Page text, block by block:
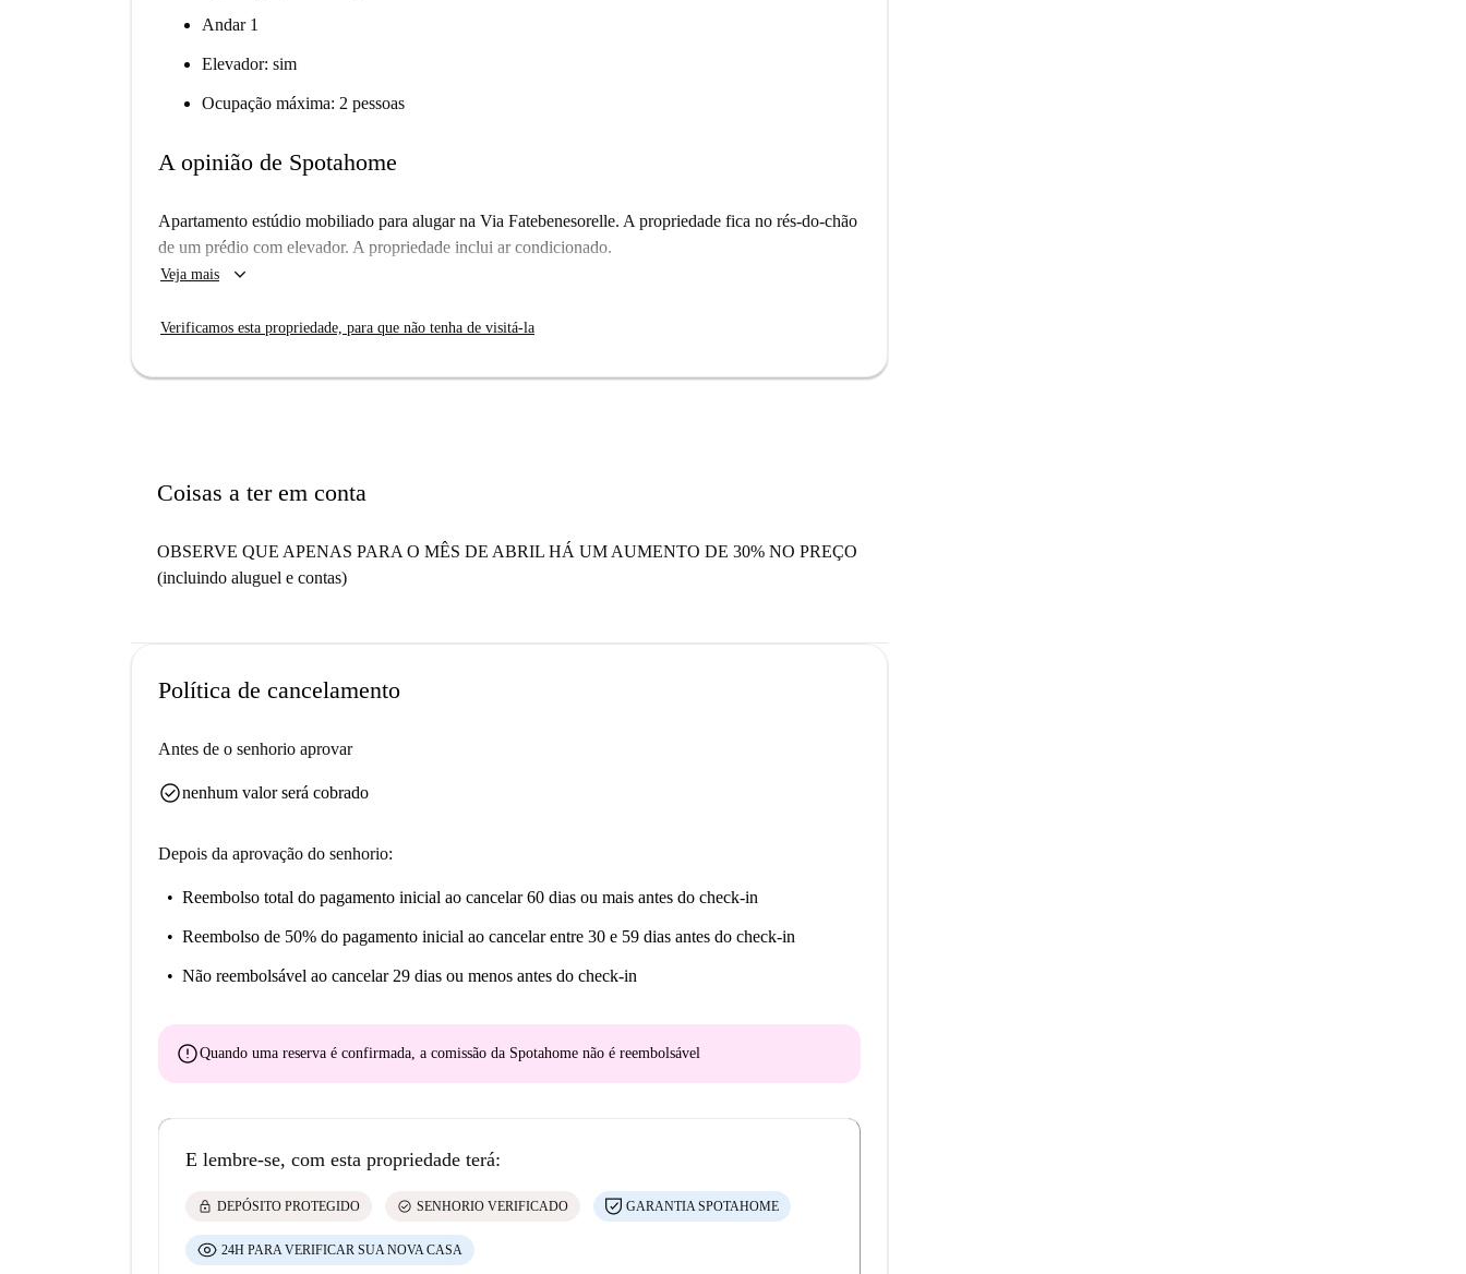
Andar 1
Elevador: sim
Ocupação máxima: 2 pessoas
A opinião de Spotahome
Apartamento estúdio mobiliado para alugar na Via Fatebenesorelle. A propriedade fica no rés-do-chão
de um prédio com elevador. A propriedade inclui ar condicionado.
Veja mais keyboard_arrow_down
Verificamos esta propriedade, para que não tenha de visitá-la
Coisas a ter em conta
OBSERVE QUE APENAS PARA O MÊS DE ABRIL HÁ UM AUMENTO DE 30% NO PREÇO
(incluindo aluguel e contas)
Política de cancelamento
Antes de o senhorio aprovar
check_circlenenhum valor será cobrado
Depois da aprovação do senhorio:
Reembolso total do pagamento inicial ao cancelar 60 dias ou mais antes do check-in
Reembolso de 50% do pagamento inicial ao cancelar entre 30 e 59 dias antes do check-in
Não reembolsável ao cancelar 29 dias ou menos antes do check-in
errorQuando uma reserva é confirmada, a comissão da Spotahome não é reembolsável
E lembre-se, com esta propriedade terá:
lock DEPÓSITO PROTEGIDO check_circle SENHORIO VERIFICADO GARANTIA SPOTAHOME
24H PARA VERIFICAR SUA NOVA CASA